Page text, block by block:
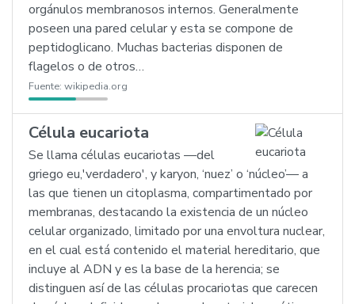
orgánulos membranosos internos. Generalmente
poseen una pared celular y esta se compone de
peptidoglicano. Muchas bacterias disponen de
flagelos o de otros…
Fuente: wikipedia.org
Célula eucariota
Se llama células eucariotas —del
griego eu,'verdadero', y karyon, ‘nuez’ o ‘núcleo’— a
las que tienen un citoplasma, compartimentado por
membranas, destacando la existencia de un núcleo
celular organizado, limitado por una envoltura nuclear,
en el cual está contenido el material hereditario, que
incluye al ADN y es la base de la herencia; se
distinguen así de las células procariotas que carecen